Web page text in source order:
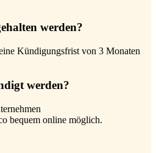
werden?
Kündigungsfrist von 3 Monaten
werden?
bequem online möglich.